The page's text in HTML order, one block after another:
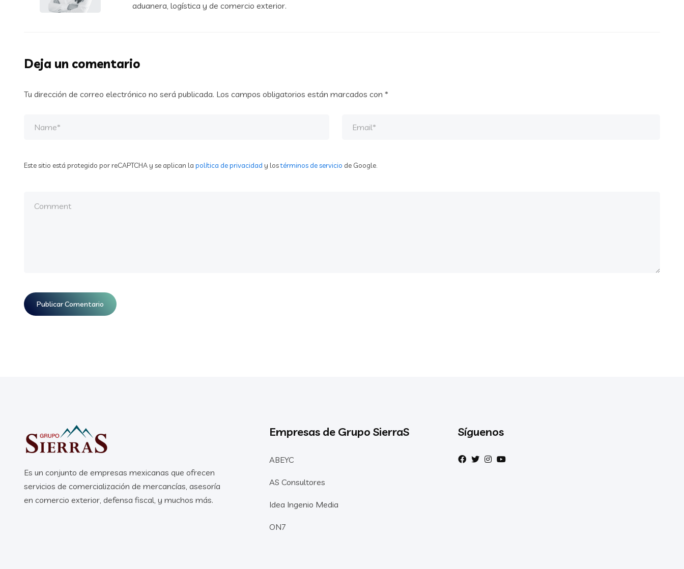
aduanera, logística y de comercio exterior.
Deja un comentario
Tu dirección de correo electrónico no será publicada. Los campos obligatorios están marcados con *
Este sitio está protegido por reCAPTCHA y se aplican la política de privacidad y lostérminos de servicio de Google.
Es un conjunto de empresas mexicanas que ofrecen
servicios de comercialización de mercancías, asesoría
en comercio exterior, defensa fiscal, y muchos más.
Empresas de Grupo SierraS
ABEYC
AS Consultores
Idea Ingenio Media
ON7
Síguenos